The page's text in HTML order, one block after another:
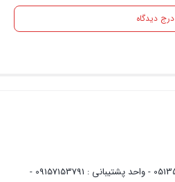
درج دیدگاه
واحد پشتیبانی مشتریان : 05135092741 - واحد پشتیبانی : 09157153791 -